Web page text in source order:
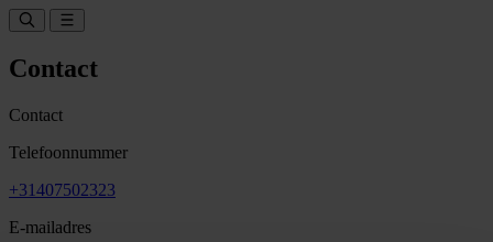
Contact
Contact
Telefoonnummer
+31407502323
E-mailadres